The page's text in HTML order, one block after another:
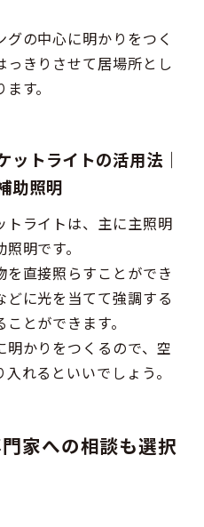
の中心に明かりをつく
きりさせて居場所とし
す。
ットライトの活用法｜
助照明
ライトは、主に主照明
明です。
直接照らすことができ
に光を当てて強調する
とができます。
かりをつくるので、空
れるといいでしょう。
家への相談も選択